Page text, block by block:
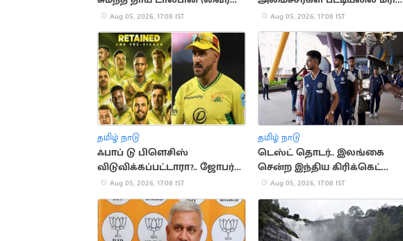
வீடியோ)
Aug 05, 2026, 17:08 IST
வில்சன்
Aug 05, 2026, 17:08 IST
தமிழ் நாடு
ஃபாப் டு பிளெசிஸ்
விடுவிக்கப்பட்டாரா?.. ஜோபர்க்
சூப்பர் கிங்ஸ் முடிவு அதிர்ச்சி
Aug 05, 2026, 17:08 IST
தமிழ் நாடு
டெஸ்ட் தொடர்.. இலங்கை
சென்ற இந்திய கிரிக்கெட்
அணி
Aug 05, 2026, 17:08 IST